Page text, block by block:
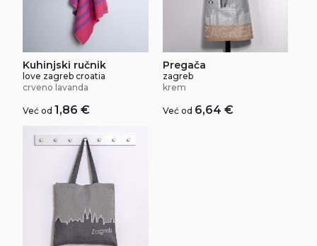
Kuhinjski ručnik
love zagreb croatia
crveno lavanda
Već od 1,86€
Pregača
zagreb
krem
Već od 6,64 €